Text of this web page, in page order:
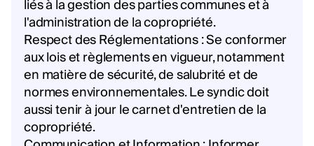
liés à la gestion des parties communes et à
l'administration de la copropriété.
Respect des Réglementations : Se conformer
aux lois et règlements en vigueur, notamment
en matière de sécurité, de salubrité et de
normes environnementales. Le syndic doit
aussi tenir à jour le carnet d'entretien de la
copropriété.